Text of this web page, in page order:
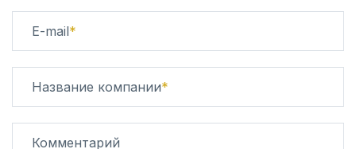
E-mail*
Название компании*
Комментарий